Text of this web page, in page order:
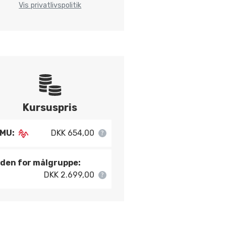
Vis privatlivspolitik
Kursuspris
DKK 654,00
for målgruppe:
DKK 2.699,00